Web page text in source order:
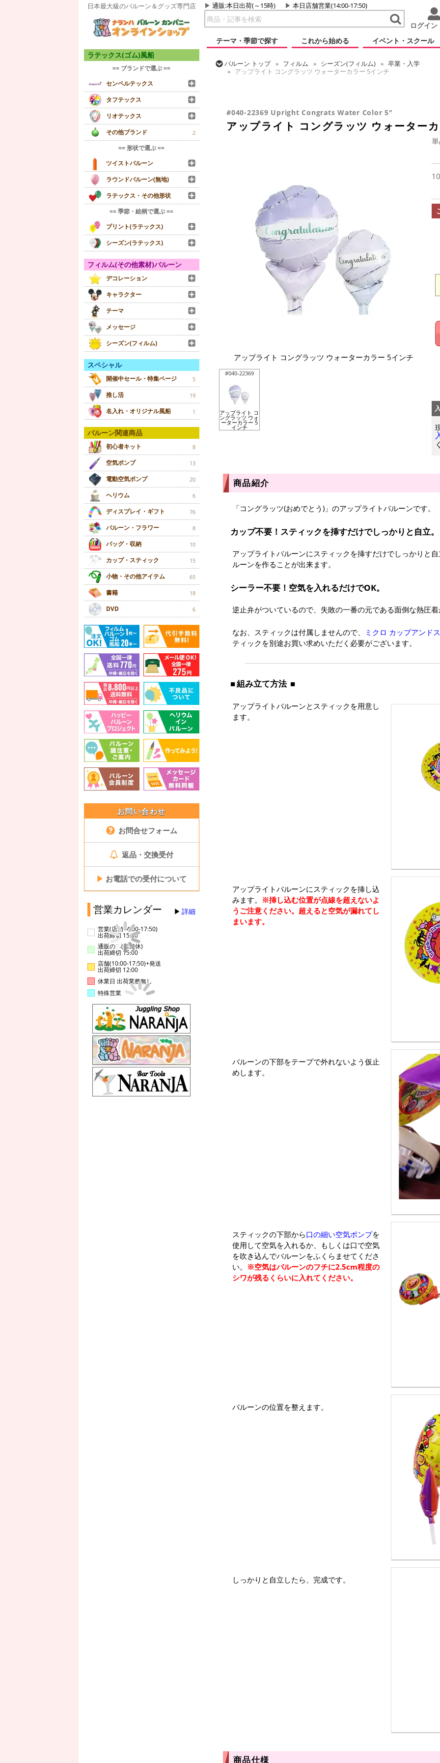
日本最大級のバルーン＆グッズ専門店 通販:本日出荷(～15時) 本日店舗営業(14:00-17:50)
ログイン
テーマ・季節で探す
これから始める イベント・スクール
ラテックス(ゴム)風船
== ブランドで選ぶ ==
センペルテックス
タフテックス
リオテックス
その他ブランド
2
== 形状で選ぶ ==
ツイストバルーン
ラウンドバルーン(無地)
ラテックス・その他形状
== 季節・絵柄で選ぶ ==
プリント(ラテックス)
シーズン(ラテックス)
フィルム(その他素材)バルーン
デコレーション
キャラクター
テーマ
メッセージ
シーズン(フィルム)
スペシャル
開催中セール・特集ページ 5
推し活 19
名入れ・オリジナル風船 1
バルーン関連商品
初心者キット 8
空気ポンプ 13
電動空気ポンプ 20
ヘリウム 6
ディスプレイ・ギフト 76
バルーン・フラワー 8
バッグ・収納 10
カップ・スティック 15
小物・その他アイテム 65
書籍 18
DVD 6
お問い合わせ
お問合せフォーム
返品・交換受付
▶ お電話での受付について
営業カレンダー 詳細
営業(店舗14:00-17:50)
出荷締切 15:00
通販のみ(店舗休)
出荷締切 15:00
店舗(10:00-17:50)+発送
出荷締切 12:00
休業日 出荷業務無し
特殊営業
バルーン トップ フィルム シーズン(フィルム)
卒業・入学
アップライト コングラッツ ウォーターカラー 5インチ
#040-22369 Upright Congrats Water Color 5"
アップライト コングラッツ ウォーター
アップライト コングラッツ ウォーターカラー 5インチ
#040-22369
アップライト コ
ングラッツ ウォ
ーターカラー 5
インチ
商品紹介
「コングラッツ(おめでとう)」のアップライトバルーンです。
カップ不要！スティックを挿すだけでしっかりと自立。
アップライトバルーンにスティックを挿すだけでしっかりと
ルーンを作ることが出来ます。
シーラー不要！空気を入れるだけでOK。
逆止弁がついているので、失敗の一番の元である面倒な熱圧
なお、スティックは付属しませんので、
ミクロ カップアンド
ティックを別途お買い求めいただく必要がございます。
組み立て方法
アップライトバルーンとスティックを用意し
ます。
アップライトバルーンにスティックを挿し込
みます。 ※挿し込む位置が点線を超えないよ
うご注意ください。超えると空気が漏れてし
まいます。
バルーンの下部をテープで外れないよう仮止
めします。
スティックの下部から口の細い空気ポンプを
使用して空気を入れるか、もしくは口で空気
を吹き込んでバルーンをふくらませてくださ
い。 ※空気はバルーンのフチに2.5cm程度の
シワが残るくらいに入れてください。
バルーンの位置を整えます。
しっかりと自立したら、完成です。
商品仕様